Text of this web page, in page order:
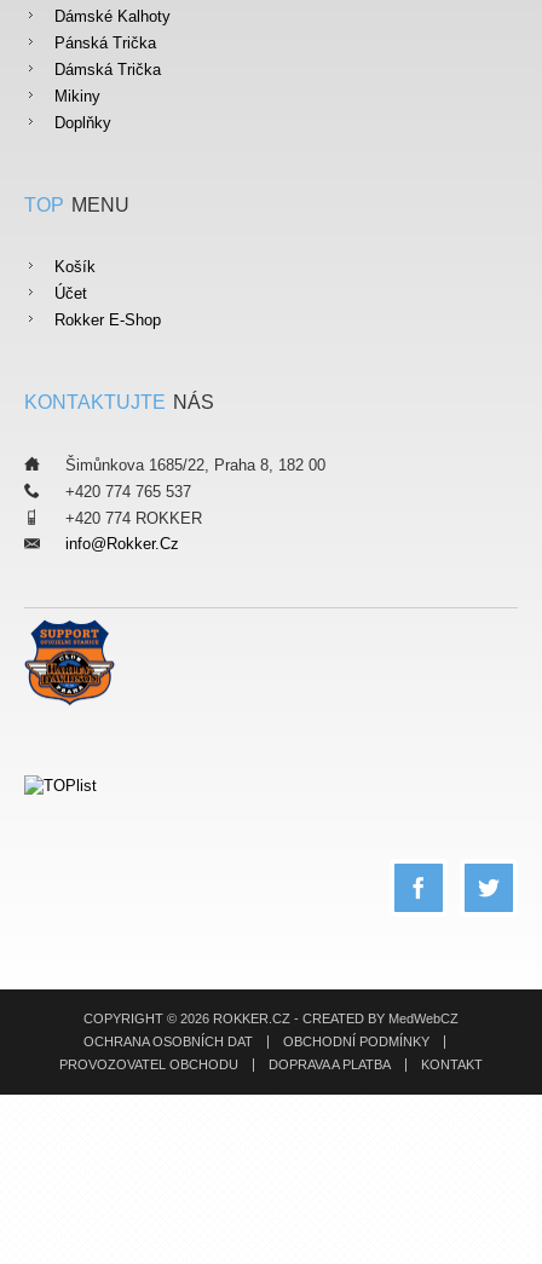
Dámské Kalhoty
Pánská Trička
Dámská Trička
Mikiny
Doplňky
TOP MENU
Košík
Účet
Rokker E-Shop
KONTAKTUJTE NÁS
Šimůnkova 1685/22, Praha 8, 182 00
+420 774 765 537
+420 774 ROKKER
Info@rokker.cz
COPYRIGHT © 2026 ROKKER.CZ - CREATED BY MedWebCZ
OCHRANA OSOBNÍCH DAT
OBCHODNÍ PODMÍNKY
PROVOZOVATEL OBCHODU
DOPRAVA A PLATBA KONTAKT